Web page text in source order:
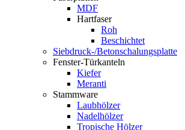
MDF
Hartfaser
Roh
Beschichtet
Siebdruck-/Betonschalungsplatte
Fenster-Türkanteln
Kiefer
Meranti
Stammware
Laubhölzer
Nadelhölzer
Tropische Hölzer